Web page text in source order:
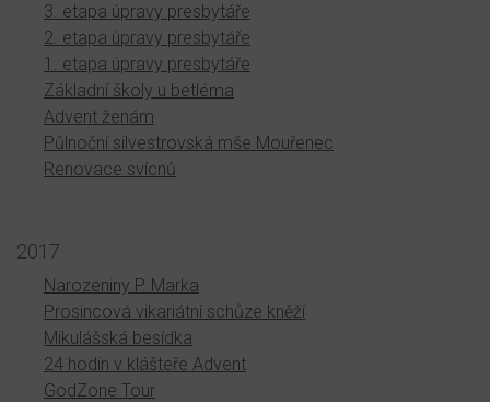
3. etapa úpravy presbytáře
2. etapa úpravy presbytáře
1. etapa úpravy presbytáře
Základní školy u betléma
Advent ženám
Půlnoční silvestrovská mše Mouřenec
Renovace svícnů
2017
Narozeniny P. Marka
Prosincová vikariátní schůze kněží
Mikulášská besídka
24 hodin v klášteře Advent
GodZone Tour